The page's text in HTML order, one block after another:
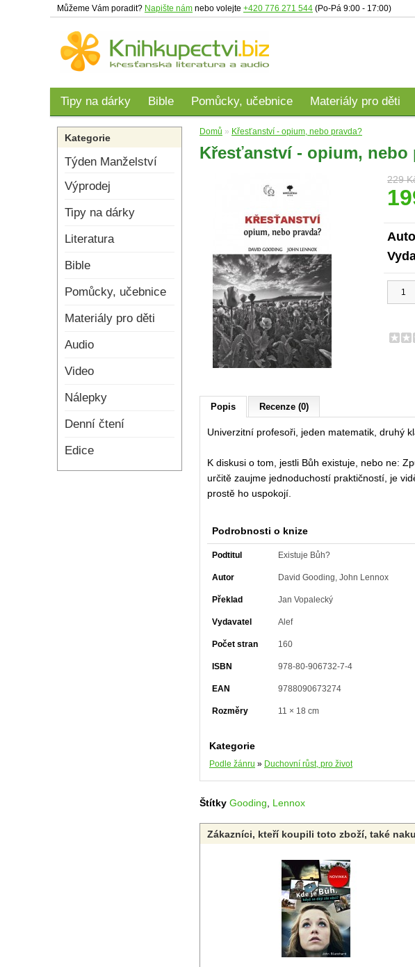
Můžeme Vám poradit? Napište nám nebo volejte +420 776 271 544 (Po-Pá 9:00 - 17:00)
Tipy na dárky Bible Pomůcky, učebnice Materiály pro děti
Kategorie
Týden Manželství
Výprodej
Tipy na dárky
Literatura
Bible
Pomůcky, učebnice
Materiály pro děti
Audio
Video
Nálepky
Denní čtení
Edice
Domů » Křesťanství - opium, nebo pravda?
Křesťanství - opium, nebo
229
Popis Recenze (0)
Univerzitní profesoři, jeden matematik, druhý
K diskusi o tom, jestli Bůh existuje, nebo ne:
určitě zaujme jednoduchostí praktičností, je
prostě ho uspokojí.
Podrobnosti o knize
Podtitul Existuje Bůh?
Autor David Gooding, John Lennox
Překlad Jan Vopalecký
Vydavatel Alef
Počet stran 160
ISBN 978-80-906732-7-4
EAN 9788090673274
Rozměry 11 × 18 cm
Kategorie
Podle žánru » Duchovní růst, pro život
Štítky Gooding Lennox
Zákazníci, kteří koupili toto zboží, také